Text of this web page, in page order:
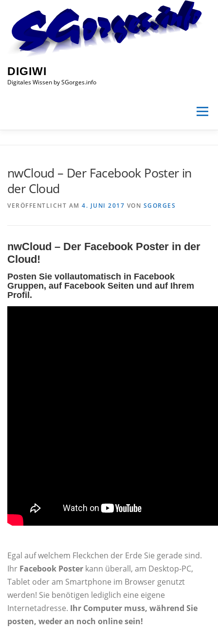
Inhalt
springen
DIGIWI
Digitales Wissen by SGorges.info
Menü
IMPRESSUM
nwCloud – Der Facebook Poster in
der Cloud
VERÖFFENTLICHT AM 4. JUNI 2017 VON SGORGES
nwCloud – Der Facebook Poster in der
Cloud!
Posten Sie vollautomatisch in Facebook
Gruppen, auf Facebook Seiten und auf Ihrem
Profil.
Egal auf welchem Fleckchen der Erde Sie gerade sind.
Ihr Facebook Poster kann überall, am Desktop-PC,
Tablet oder am Smartphone im Browser genutzt
werden! Sie benötigen lediglich eine eigene
Internetadresse. Ihr Computer muss, während Sie
posten, weder an noch online sein!